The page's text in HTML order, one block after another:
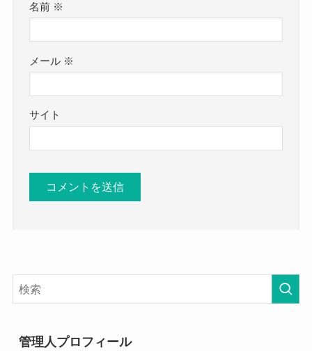
名前 ※
メール ※
サイト
管理人プロフィール